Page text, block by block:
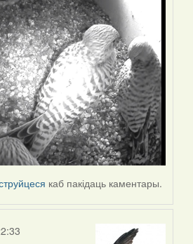
каб пакідаць каментары.